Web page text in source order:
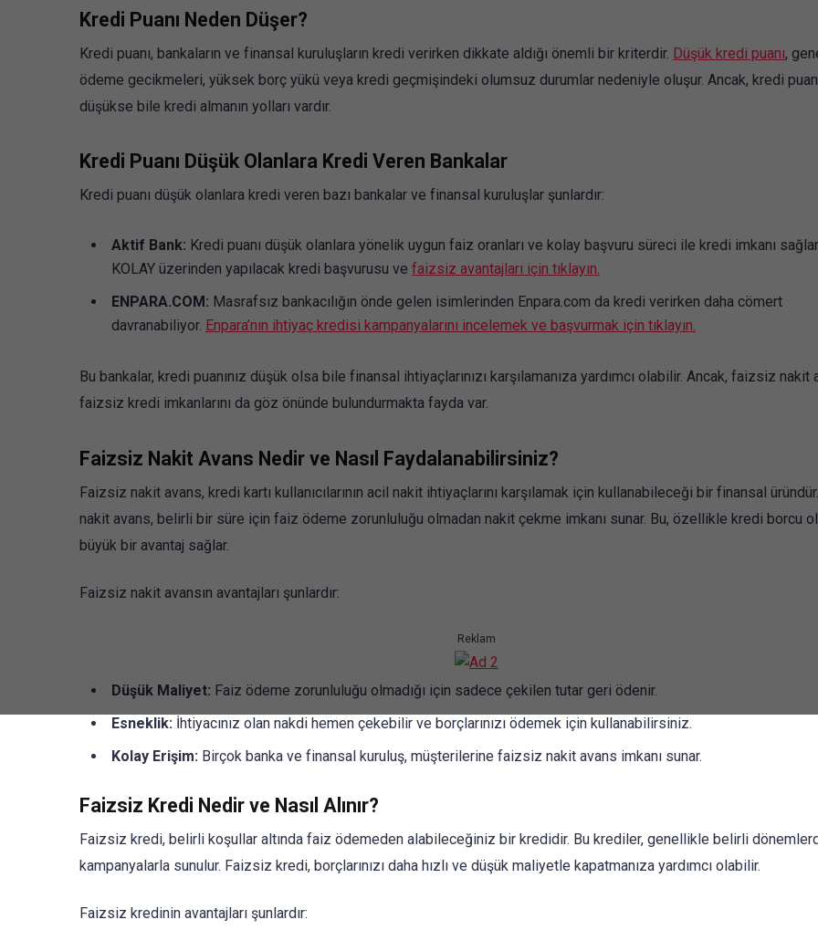
Kredi Puanı Neden Düşer?
Kredi puanı, bankaların ve finansal kuruluşların kredi verirken dikkate aldığı önemli bir kriterdir. Düşük kredi puanı,
ödeme gecikmeleri, yüksek borç yükü veya kredi geçmişindeki olumsuz durumlar nedeniyle oluşur. Ancak, kredi
düşükse bile kredi almanın yolları vardır.
Kredi Puanı Düşük Olanlara Kredi Veren Bankalar
Kredi puanı düşük olanlara kredi veren bazı bankalar ve finansal kuruluşlar şunlardır:
Aktif Bank: Kredi puanı düşük olanlara yönelik uygun faiz oranları ve kolay başvuru süreci ile kredi imkanı
KOLAY üzerinden yapılacak kredi başvurusu ve faizsiz avantajları için tıklayın.
ENPARA.COM: Masrafsız bankacılığın önde gelen isimlerinden Enpara.com da kredi verirken daha cömert
davranabiliyor. Enpara’nın ihtiyaç kredisi kampanyalarını incelemek ve başvurmak için tıklayın.
Bu bankalar, kredi puanınız düşük olsa bile finansal ihtiyaçlarınızı karşılamanıza yardımcı olabilir. Ancak, faizsiz nakit
faizsiz kredi imkanlarını da göz önünde bulundurmakta fayda var.
Faizsiz Nakit Avans Nedir ve Nasıl Faydalanabilirsiniz?
Faizsiz nakit avans, kredi kartı kullanıcılarının acil nakit ihtiyaçlarını karşılamak için kullanabileceği bir finansal
nakit avans, belirli bir süre için faiz ödeme zorunluluğu olmadan nakit çekme imkanı sunar. Bu, özellikle kredi borcu
büyük bir avantaj sağlar.
Faizsiz nakit avansın avantajları şunlardır:
Reklam
Düşük Maliyet: Faiz ödeme zorunluluğu olmadığı için sadece çekilen tutar geri ödenir.
Esneklik: İhtiyacınız olan nakdi hemen çekebilir ve borçlarınızı ödemek için kullanabilirsiniz.
Kolay Erişim: Birçok banka ve finansal kuruluş, müşterilerine faizsiz nakit avans imkanı sunar.
Faizsiz Kredi Nedir ve Nasıl Alınır?
Faizsiz kredi, belirli koşullar altında faiz ödemeden alabileceğiniz bir kredidir. Bu krediler, genellikle belirli
kampanyalarla sunulur. Faizsiz kredi, borçlarınızı daha hızlı ve düşük maliyetle kapatmanıza yardımcı olabilir.
Faizsiz kredinin avantajları şunlardır: